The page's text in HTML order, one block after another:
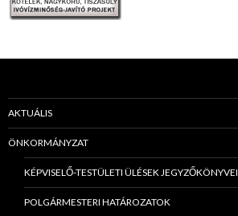
AKTUÁLIS
ÖNKORMÁNYZAT
KÉPVISELŐ-TESTÜLETI ÜLÉSEK JEGYZŐKÖNYVEI
POLGÁRMESTERI HATÁROZATOK